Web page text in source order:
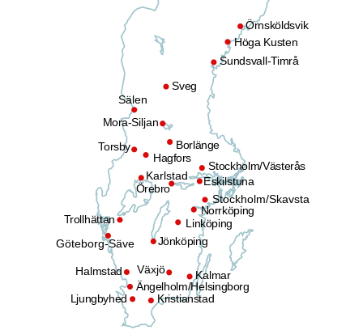
Höga Kusten
Sveg
Mora-Siljan
Borlänge
Torsby
Hagfors
Stockholm/Västerås
Eskilstuna
Norrköping
Linköping
Kalmar
Kristianstad
Trollhättan
Örebro
Växjö
Halmstad
Ljungbyhed
Jönköping
Örnsköldsvik
Ängelholm/Helsingborg
Sundsvall-Timrå
Sälen
Stockholm/Skavsta
Karlstad
Göteborg-Säve